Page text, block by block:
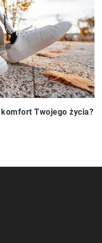
Twojego życia?